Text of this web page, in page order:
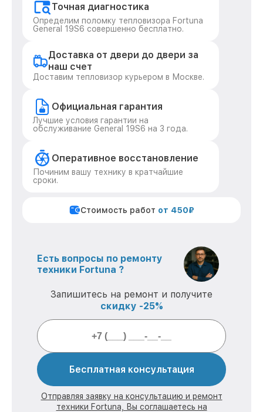
Точная диагностика
Определим поломку тепловизора Fortuna
General 19S6 совершенно бесплатно.
Доставка от двери до двери за
наш счет
Доставим тепловизор курьером в Москве.
Официальная гарантия
Лучшие условия гарантии на
обслуживание General 19S6 на 3 года.
Оперативное восстановление
Починим вашу технику в кратчайшие
сроки.
Стоимость работ от 450₽
Есть вопросы по ремонту
техники Fortuna ?
Запишитесь на ремонт и получите
скидку -25%
Бесплатная консультация
Отправляя заявку на консультацию и ремонт
техники Fortuna, Вы соглашаетесь на